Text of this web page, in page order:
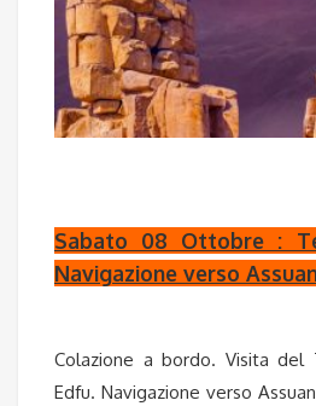
Sabato 08 Ottobre :
Navigazione verso
Colazione a bordo. Visita del
Edfu. Navigazione verso